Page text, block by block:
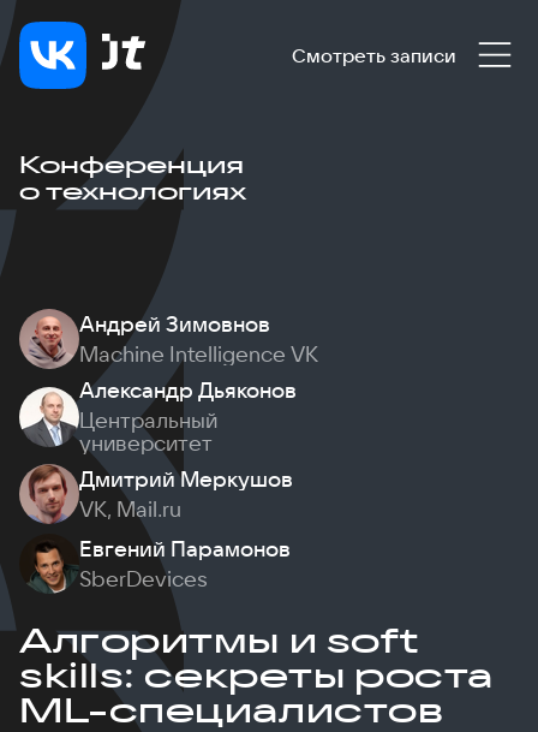
Смотреть записи
Конференция
о технологиях
Андрей Зимовнов
Machine Intelligence VK
Александр Дьяконов
Центральный
университет
Дмитрий Меркушов
VK, Mail.ru
Евгений Парамонов
SberDevices
Алгоритмы и soft
skills: секреты роста
ML-специалистов